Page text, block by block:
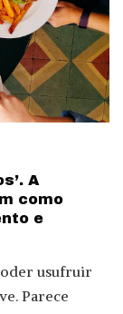
A
como
e
usufruir
Parece